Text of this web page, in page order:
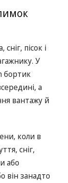
пісок і
У
бортик
а
вантажу й
коли в
сніг,
або
він занадто